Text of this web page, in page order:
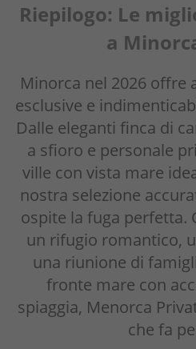
Riepilogo: Le
a
Minorca nel 2026 offre
esclusive e
Dalle eleganti finca di
a sfioro e personale
ville con vista mare
nostra selezione
ospite la fuga perfetta.
un rifugio romantico,
una riunione di
fronte mare con
spiaggia, Menorca
che fa